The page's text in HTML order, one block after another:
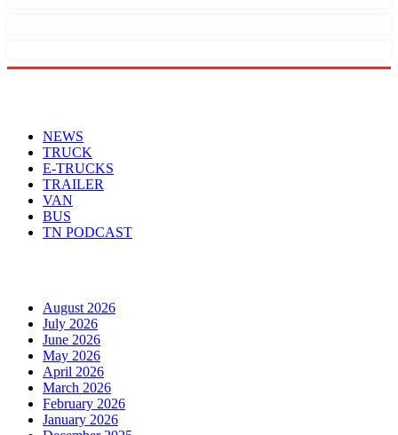
NEWS
TRUCK
E-TRUCKS
TRAILER
VAN
BUS
TN PODCAST
August 2026
July 2026
June 2026
May 2026
April 2026
March 2026
February 2026
January 2026